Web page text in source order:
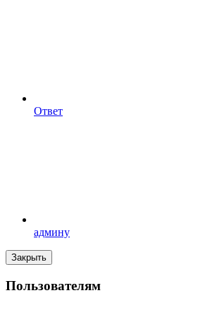
Ответ
админу
Закрыть
Пользователям